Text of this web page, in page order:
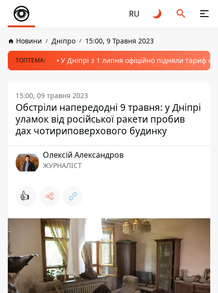
RU
Новини Дніпро 15:00, 9 Травня 2023
ТОПТЕМА: У Дніпрі з 1 липня офіційно підняли тариф
15:00, 09 травня 2023
Обстріли напередодні 9 травня: у Дніпрі
уламок від російської ракети пробив
дах чотириповерхового будинку
Олексій Александров
ЖУРНАЛІСТ
👍